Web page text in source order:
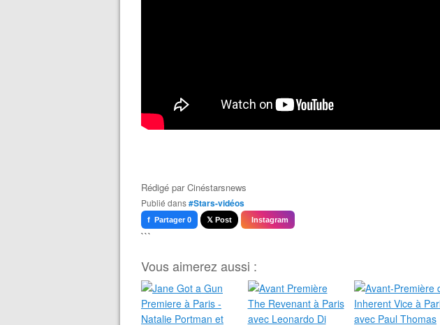
Rédigé parCinéstarsnews
Publié dans#Stars-vidéos
f Partager 0 𝕏 Post Instagram
```
Vous aimerez aussi :